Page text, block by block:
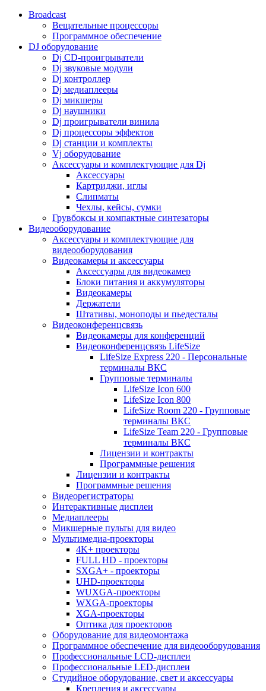
Broadcast
Вещательные процессоры
Программное обеспечение
DJ оборудование
Dj CD-проигрыватели
Dj звуковые модули
Dj контроллер
Dj медиаплееры
Dj микшеры
Dj наушники
Dj проигрыватели винила
Dj процессоры эффектов
Dj станции и комплекты
Vj оборудование
Аксессуары и комплектующие для Dj
Аксессуары
Картриджи, иглы
Слипматы
Чехлы, кейсы, сумки
Грувбоксы и компактные синтезаторы
Видеооборудование
Аксессуары и комплектующие для
видеооборудования
Видеокамеры и аксессуары
Аксессуары для видеокамер
Блоки питания и аккумуляторы
Видеокамеры
Держатели
Штативы, моноподы и пьедесталы
Видеоконференцсвязь
Видеокамеры для конференций
Видеоконференцсвязь LifeSize
LifeSize Express 220 - Персональные
терминалы ВКС
Групповые терминалы
LifeSize Icon 600
LifeSize Icon 800
LifeSize Room 220 - Групповые
терминалы ВКС
LifeSize Team 220 - Групповые
терминалы ВКС
Лицензии и контракты
Программные решения
Лицензии и контракты
Программные решения
Видеорегистраторы
Интерактивные дисплеи
Медиаплееры
Микшерные пульты для видео
Мультимедиа-проекторы
4K+ проекторы
FULL HD - проекторы
SXGA+ - проекторы
UHD-проекторы
WUXGA-проекторы
WXGA-проекторы
XGA-проекторы
Оптика для проекторов
Оборудование для видеомонтажа
Программное обеспечение для видеооборудования
Профессиональные LCD-дисплеи
Профессиональные LED-дисплеи
Студийное оборудование, свет и аксессуары
Крепления и аксессуары